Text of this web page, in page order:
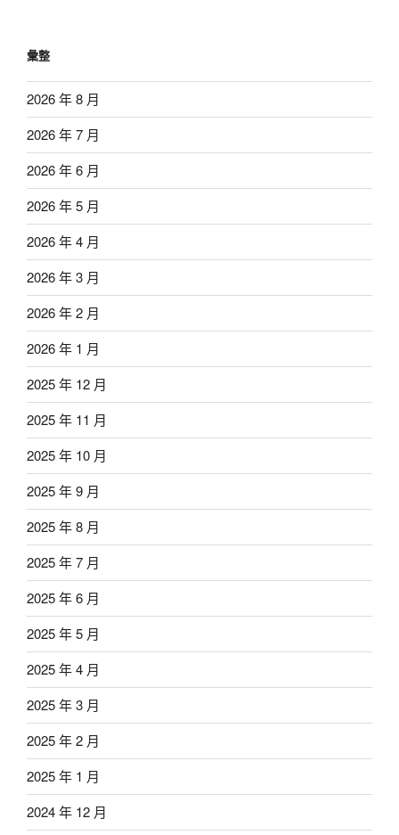
彙整
2026 年 8 月
2026 年 7 月
2026 年 6 月
2026 年 5 月
2026 年 4 月
2026 年 3 月
2026 年 2 月
2026 年 1 月
2025 年 12 月
2025 年 11 月
2025 年 10 月
2025 年 9 月
2025 年 8 月
2025 年 7 月
2025 年 6 月
2025 年 5 月
2025 年 4 月
2025 年 3 月
2025 年 2 月
2025 年 1 月
2024 年 12 月